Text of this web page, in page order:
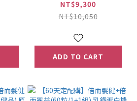
皮適用組合)(加贈! 髮
蔓濃洗髮精 300mlX1)
NT$9,300
NT$10,050
ADD TO CART